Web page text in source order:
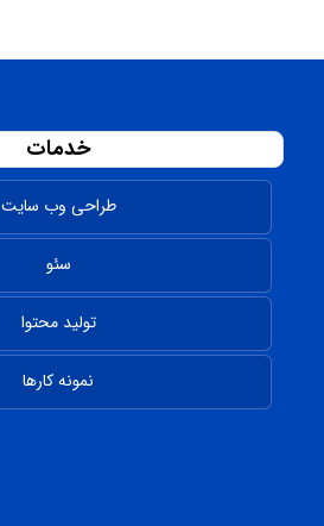
خدمات
طراحی وب سایت
سئو
تولید محتوا
نمونه کارها